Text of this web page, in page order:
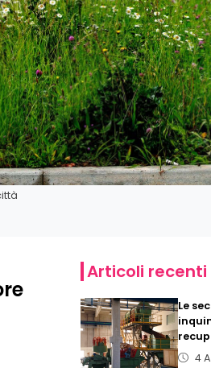
Articoli recenti
Le
4